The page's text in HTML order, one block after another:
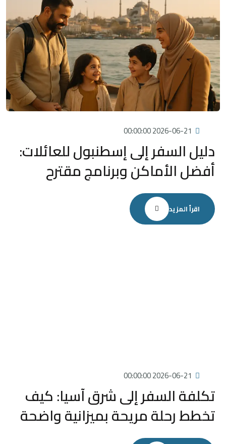
2026-06-21 00:00:00
دليل السفر إلى إسطنبول للعائلات:
أفضل الأماكن وبرنامج مقترح
اقرأ المزيد
2026-06-21 00:00:00
تكلفة السفر إلى شرق آسيا: كيف
تخطط رحلة مريحة بميزانية واضحة